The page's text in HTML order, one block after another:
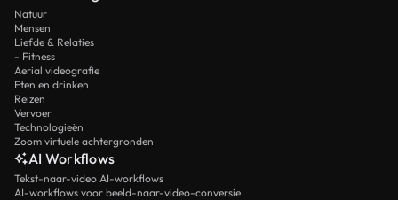
Natuur
Mensen
Liefde & Relaties
- Fitness
Aerial videografie
Eten en drinken
Reizen
Vervoer
Technologieën
Zoom virtuele achtergronden
AI Workflows
Tekst-naar-video AI-workflows
AI-workflows voor beeld-naar-video-conversie